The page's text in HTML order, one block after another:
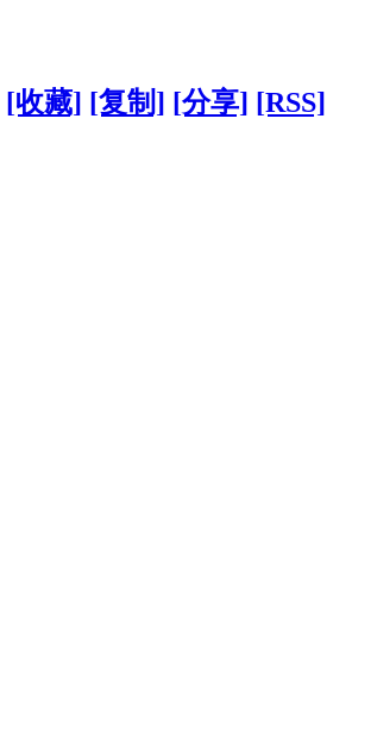
[收藏] [复制] [分享] [RSS]